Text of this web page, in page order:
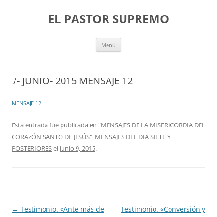
EL PASTOR SUPREMO
Menú
7- JUNIO- 2015 MENSAJE 12
MENSAJE 12
Esta entrada fue publicada en "MENSAJES DE LA MISERICORDIA DEL
CORAZÓN SANTO DE JESÚS". MENSAJES DEL DIA SIETE Y
POSTERIORESel junio 9, 2015.
Navegación
← Testimonio. «Ante más de
Testimonio. «Conversión y